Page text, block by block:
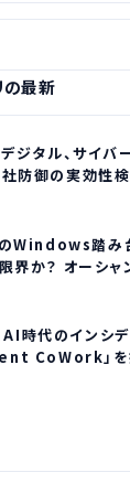
の最新
ジタル、サイバ
防御の実効性検
Windows踏み
界か？ オーシャ
催へ
時代のインシデ
CoWork」を